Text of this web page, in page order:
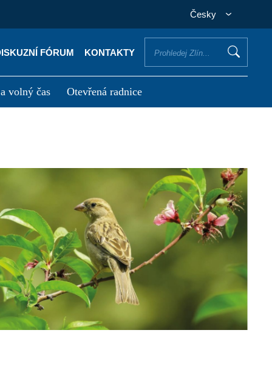
Česky
FÓRUM KONTAKTY
volný čas Otevřená radnice